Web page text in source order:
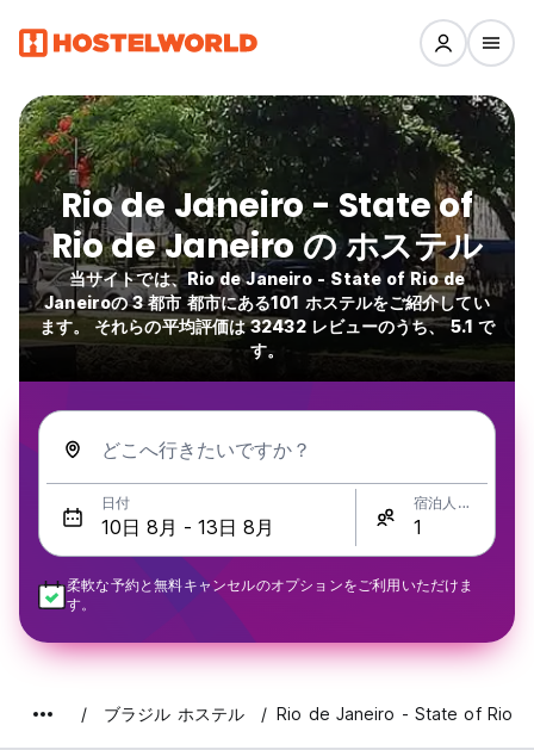
Rio de Janeiro - State of
Rio de Janeiro の ホステル
当サイトでは、Rio de Janeiro - State of Rio de
Janeiroの 3 都市 都市にある101 ホステルをご紹介してい
ます。 それらの平均評価は 32432 レビューのうち、 5.1 で
す。
どこへ行きたいですか？
日付 宿泊人数
柔軟な予約と無料キャンセルのオプションをご利用いただけま
す。
ブラジル ホステル Rio de Janeiro - State of Rio